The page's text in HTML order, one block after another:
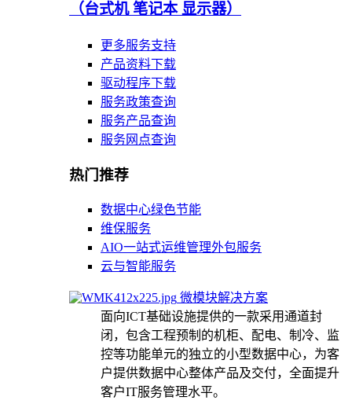
（台式机 笔记本 显示器）
更多服务支持
产品资料下载
驱动程序下载
服务政策查询
服务产品查询
服务网点查询
热门推荐
数据中心绿色节能
维保服务
AIO一站式运维管理外包服务
云与智能服务
微模块解决方案
面向ICT基础设施提供的一款采用通道封
闭，包含工程预制的机柜、配电、制冷、监
控等功能单元的独立的小型数据中心，为客
户提供数据中心整体产品及交付，全面提升
客户IT服务管理水平。